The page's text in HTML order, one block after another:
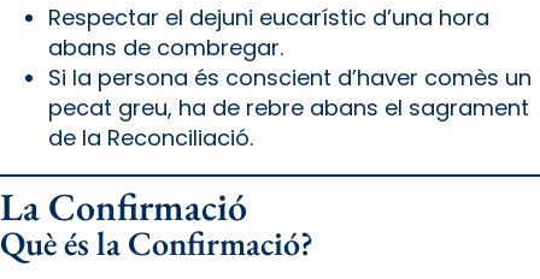
Respectar el dejuni eucarístic d’una hora
abans de combregar.
Si la persona és conscient d’haver comès un
pecat greu, ha de rebre abans el sagrament
de la Reconciliació.
La Confirmació
Què és la Confirmació?